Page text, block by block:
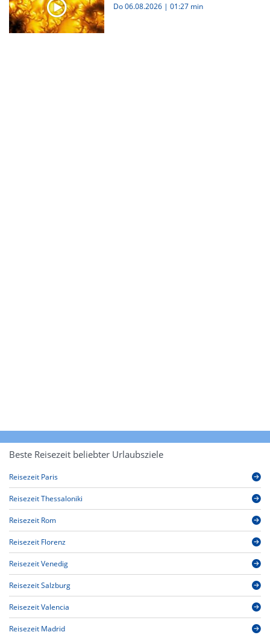
Do 06.08.2026 | 01:27 min
Beste Reisezeit beliebter Urlaubsziele
Reisezeit Paris
Reisezeit Thessaloniki
Reisezeit Rom
Reisezeit Florenz
Reisezeit Venedig
Reisezeit Salzburg
Reisezeit Valencia
Reisezeit Madrid